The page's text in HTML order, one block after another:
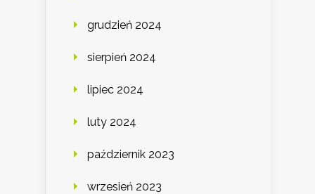
grudzień 2024
sierpień 2024
lipiec 2024
luty 2024
październik 2023
wrzesień 2023